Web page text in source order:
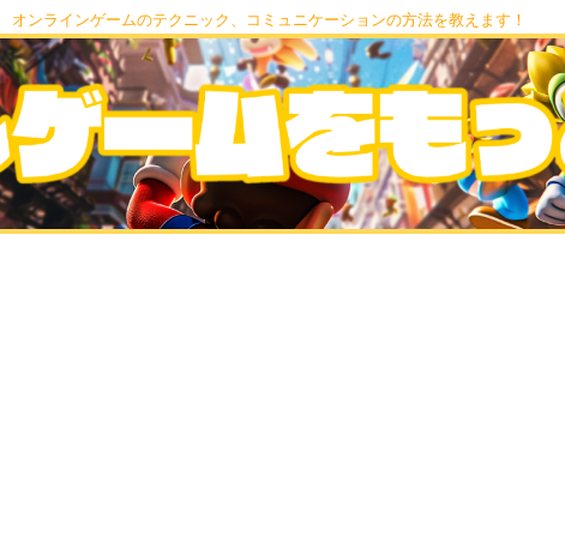
オンラインゲームのテクニック、コミュニケーションの方法を教えます！